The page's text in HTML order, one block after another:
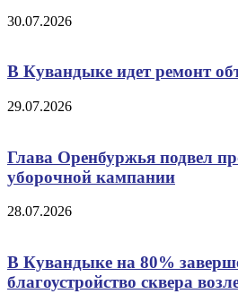
30.07.2026
В Кувандыке идет ремонт
29.07.2026
Глава Оренбуржья подвел
уборочной кампании
28.07.2026
В Кувандыке на 80%
благоустройство сквера